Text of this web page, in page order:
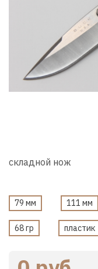
складной нож
79 мм 111 мм
68 гр пластик